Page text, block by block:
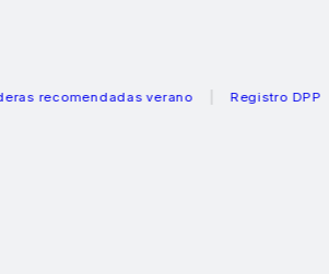
verano Registro DPP